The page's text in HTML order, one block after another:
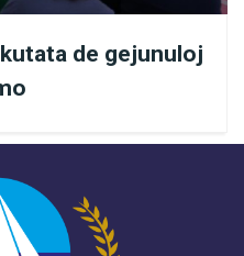
José de Paiva Netto;
la Eduka Asocio Bona
Ekumena Religio de
de gejunuloj